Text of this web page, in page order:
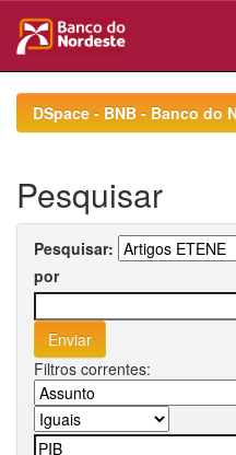
navigationDSpace - BNB - Banco do
Pesquisar
Pesquisar:
por
Filtros correntes: